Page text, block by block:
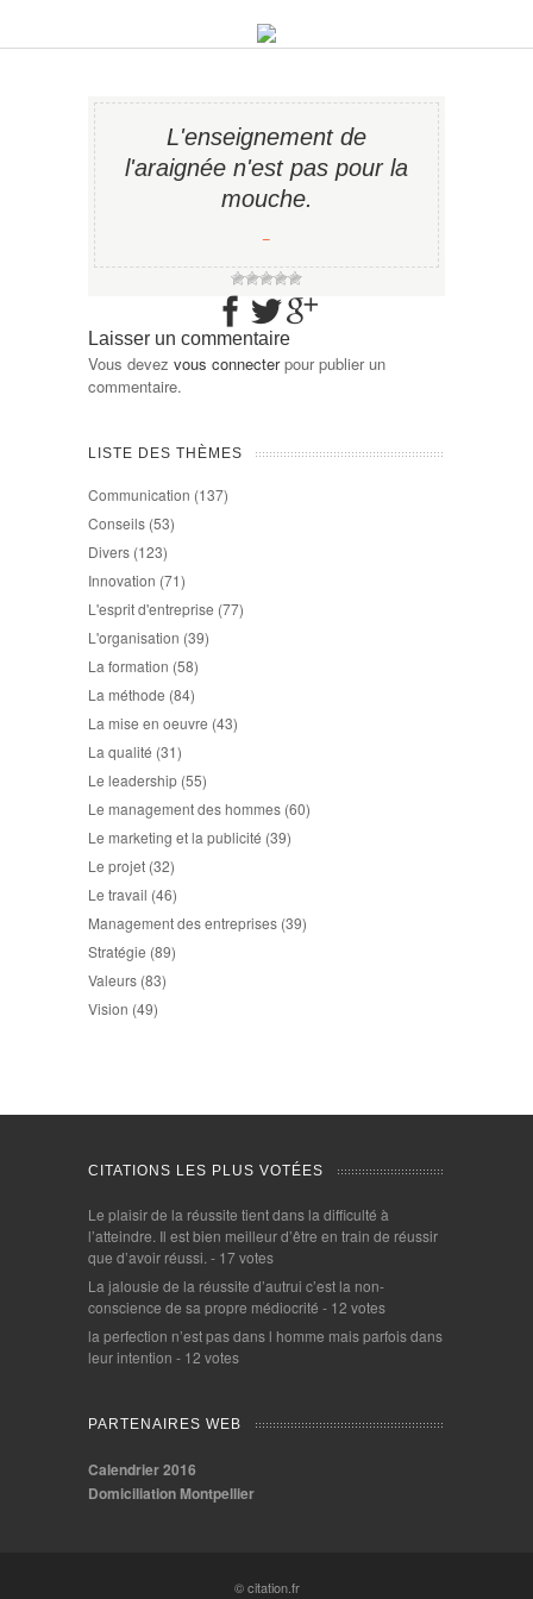
L'enseignement de
l'araignée n'est pas pour la
mouche.
−
Laisser un commentaire
Vous devez vous connecterpour publier un
commentaire.
LISTE DES THÈMES
Communication (137)
Conseils (53)
Divers (123)
Innovation (71)
L'esprit d'entreprise (77)
L'organisation (39)
La formation (58)
La méthode (84)
La mise en oeuvre (43)
La qualité (31)
Le leadership (55)
Le management des hommes (60)
Le marketing et la publicité (39)
Le projet (32)
Le travail (46)
Management des entreprises (39)
Stratégie (89)
Valeurs (83)
Vision (49)
CITATIONS LES PLUS VOTÉES
Le plaisir de la réussite tient dans la difficulté à
l’atteindre. Il est bien meilleur d’être en train de réussir
que d’avoir réussi. - 17 votes
La jalousie de la réussite d’autrui c’est la non-
conscience de sa propre médiocrité - 12 votes
la perfection n’est pas dans l homme mais parfois dans
leur intention - 12 votes
PARTENAIRES WEB
Calendrier 2016
Domiciliation Montpellier
© citation.fr